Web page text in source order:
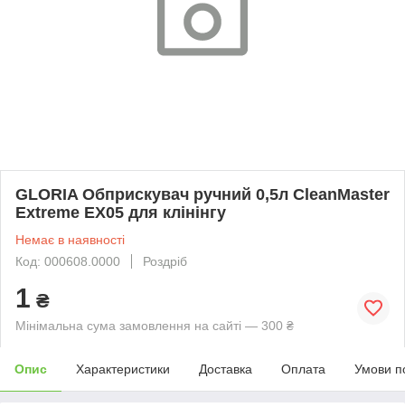
GLORIA Обприскувач ручний 0,5л CleanMaster
Extreme EX05 для клінінгу
Немає в наявності
Код: 000608.0000
Роздріб
1 ₴
Мінімальна сума замовлення на сайті — 300 ₴
Опис Характеристики Доставка Оплата Умови